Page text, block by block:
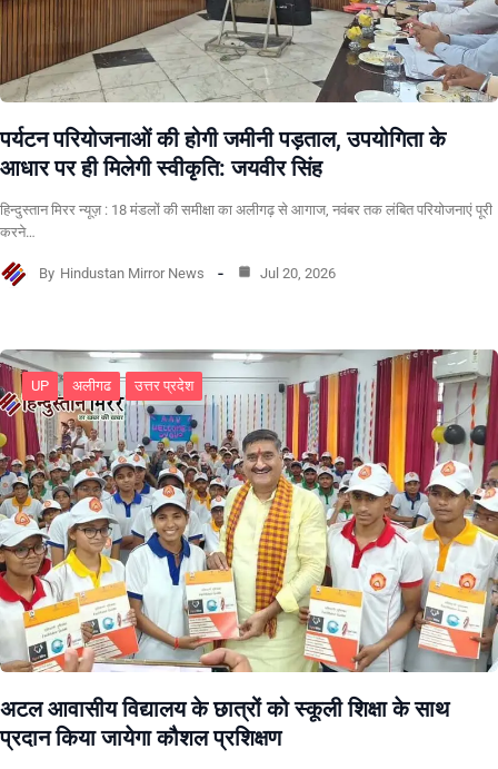
पर्यटन परियोजनाओं की होगी जमीनी पड़ताल, उपयोगिता के
आधार पर ही मिलेगी स्वीकृति: जयवीर सिंह
हिन्दुस्तान मिरर न्यूज़ : 18 मंडलों की समीक्षा का अलीगढ़ से आगाज, नवंबर तक लंबित परियोजनाएं पूरी
करने…
By Hindustan Mirror News Jul 20, 2026
UP अलीगढ उत्तर प्रदेश
अटल आवासीय विद्यालय के छात्रों को स्कूली शिक्षा के साथ
प्रदान किया जायेगा कौशल प्रशिक्षण